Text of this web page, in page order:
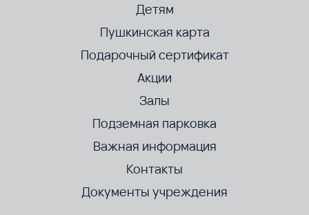
Детям
Пушкинская карта
Подарочный сертификат
Акции
Залы
Подземная парковка
Важная информация
Контакты
Документы учреждения